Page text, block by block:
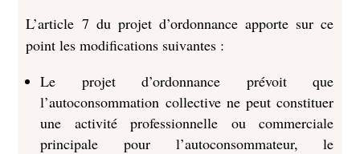
L’article 7 du projet d’ordonnance apporte sur ce
point les modifications suivantes :
Le projet d’ordonnance prévoit que
l’autoconsommation collective ne peut constituer
une activité professionnelle ou commerciale
principale pour l’autoconsommateur, le